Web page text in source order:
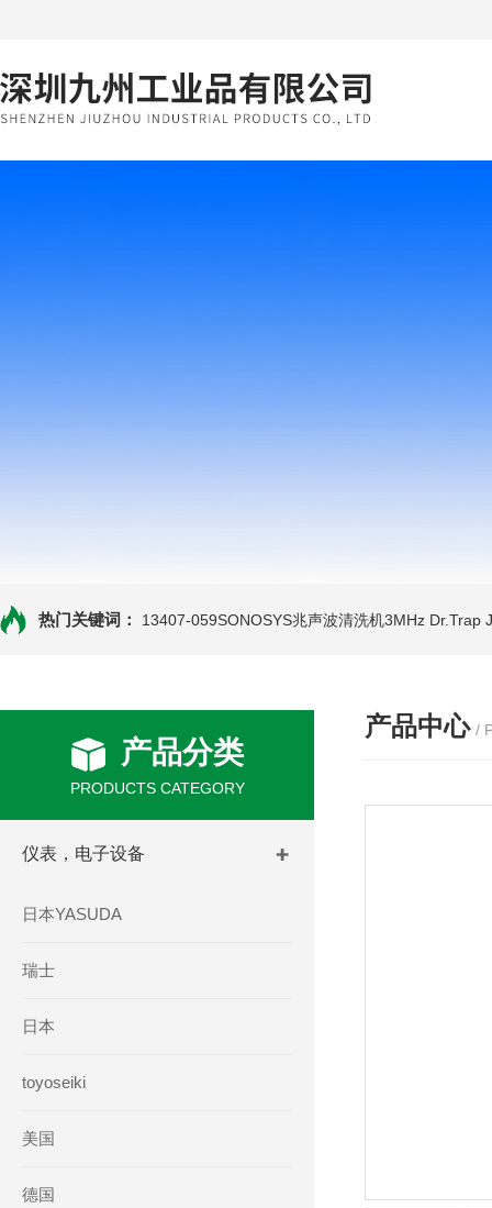
热门关键词： 13407-059SONOSYS兆声波清洗机3MHz Dr.Trap
产品分类
PRODUCTS CATEGORY
仪表，电子设备
日本YASUDA
瑞士
日本
toyoseiki
美国
德国
产品中心 /